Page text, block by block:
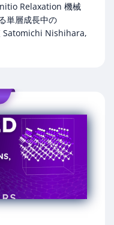
Relaxation 機械
単層成長中の
Satomichi Nishihara,